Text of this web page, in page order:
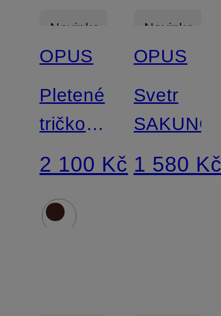
Novinka
OPUS
Pletené
tričko
PIMOTA
2 100 Kč
Novinka
OPUS
Svetr
SAKUNO
1 580